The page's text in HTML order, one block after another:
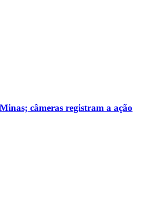
câmeras registram a ação